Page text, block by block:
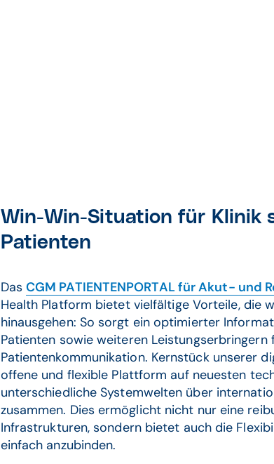
Win-Win-Situation für Klinik
Patienten
DasCGM PATIENTENPORTAL für Akut- und
Health Platform bietet vielfältige Vorteile, die
hinausgehen: So sorgt ein optimierter
Patienten sowie weiteren
Patientenkommunikation. Kernstück unserer
offene und flexible Plattform auf neuesten
unterschiedliche Systemwelten über
zusammen. Dies ermöglicht nicht nur eine
Infrastrukturen, sondern bietet auch die
einfach anzubinden.